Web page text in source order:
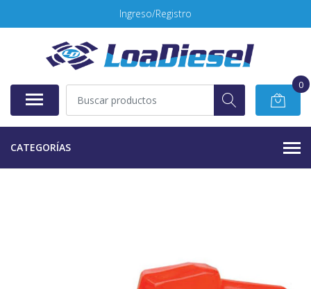
Ingreso/Registro
0
CATEGORÍAS